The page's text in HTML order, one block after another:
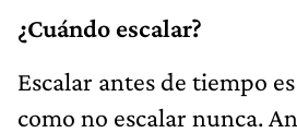
¿Cuándo escalar?
Escalar antes de tiempo
como no escalar nunca.